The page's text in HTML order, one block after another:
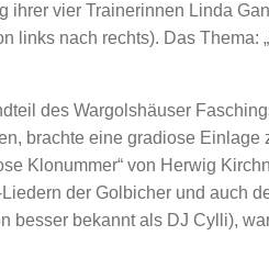
ihrer vier Trainerinnen Linda
links nach rechts). Das Thema:
des Wargolshäuser
brachte eine gradiose Einlage
Klonummer“ von Herwig
der Golbicher und auch
besser bekannt als DJ Cylli),